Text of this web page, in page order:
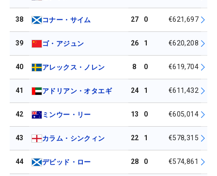
38 コナー・サイム 27 0 €621,697
39 ゴ・アジュン 26 1 €620,208
40 アレックス・ノレン 8 0 €619,704
41 アドリアン・オタエギ 24 1 €611,432
42 ミンウー・リー 13 0 €605,014
43 カラム・シンクィン 22 1 €578,315
44 デビッド・ロー 28 0 €574,861